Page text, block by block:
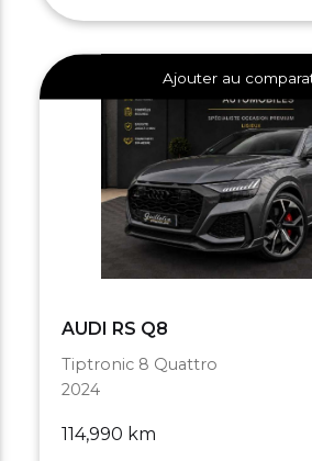
Ajouter au
AUDI RS Q8
Tiptronic 8 Quattro
2024
114,990 km